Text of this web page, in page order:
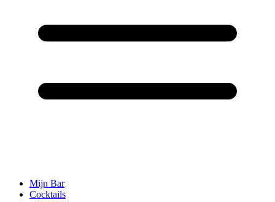
Mijn Bar
Cocktails